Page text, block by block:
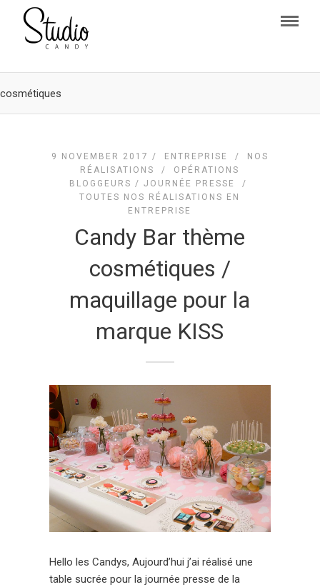
cosmétiques
9 NOVEMBER 2017 / ENTREPRISE /
NOS
RÉALISATIONS
/ OPÉRATIONS
BLOGGEURS / JOURNÉE PRESSE
/
TOUTES NOS RÉALISATIONS EN
ENTREPRISE
Candy Bar thème
cosmétiques /
maquillage pour la
marque KISS
Hello les Candys, Aujourd’hui j’ai réalisé une
table sucrée pour la journée presse de la